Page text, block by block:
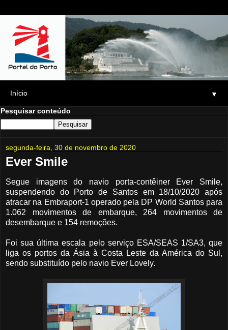
▼
Pesquisar conteúdo
segunda-feira, 30 de novembro de 2020
Ever Smile
Segue imagens do navio porta-contêiner Ever Smile,
suspendendo do Porto de Santos em 18/10/2020 após
atracar na Embraport-1 operado pela DP World Santos para
1.062 movimentos de embarque, 264 movimentos de
desembarque e 154 remoções.
Foi sua última escala pelo serviço ESA/SEAS 1/SA3, que
liga os portos da Ásia à Costa Leste da América do Sul,
sendo substituído pelo navio Ever Lovely.